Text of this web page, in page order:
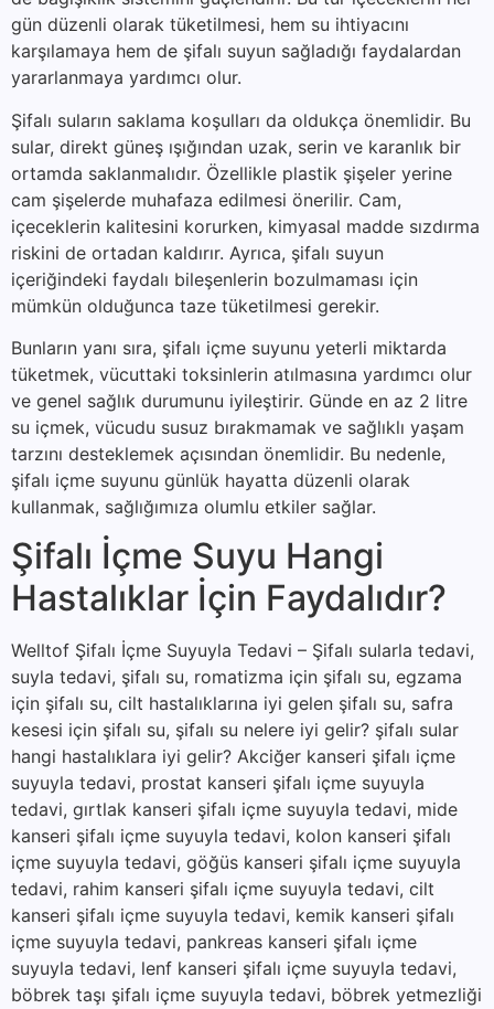
gün düzenli olarak tüketilmesi, hem su ihtiyacını
karşılamaya hem de şifalı suyun sağladığı faydalardan
yararlanmaya yardımcı olur.
Şifalı suların saklama koşulları da oldukça önemlidir. Bu
sular, direkt güneş ışığından uzak, serin ve karanlık bir
ortamda saklanmalıdır. Özellikle plastik şişeler yerine
cam şişelerde muhafaza edilmesi önerilir. Cam,
içeceklerin kalitesini korurken, kimyasal madde sızdırma
riskini de ortadan kaldırır. Ayrıca, şifalı suyun
içeriğindeki faydalı bileşenlerin bozulmaması için
mümkün olduğunca taze tüketilmesi gerekir.
Bunların yanı sıra, şifalı içme suyunu yeterli miktarda
tüketmek, vücuttaki toksinlerin atılmasına yardımcı olur
ve genel sağlık durumunu iyileştirir. Günde en az 2 litre
su içmek, vücudu susuz bırakmamak ve sağlıklı yaşam
tarzını desteklemek açısından önemlidir. Bu nedenle,
şifalı içme suyunu günlük hayatta düzenli olarak
kullanmak, sağlığımıza olumlu etkiler sağlar.
Şifalı İçme Suyu Hangi
Hastalıklar İçin Faydalıdır?
Welltof Şifalı İçme Suyuyla Tedavi – Şifalı sularla tedavi,
suyla tedavi, şifalı su, romatizma için şifalı su, egzama
için şifalı su, cilt hastalıklarına iyi gelen şifalı su, safra
kesesi için şifalı su, şifalı su nelere iyi gelir? şifalı sular
hangi hastalıklara iyi gelir? Akciğer kanseri şifalı içme
suyuyla tedavi, prostat kanseri şifalı içme suyuyla
tedavi, gırtlak kanseri şifalı içme suyuyla tedavi, mide
kanseri şifalı içme suyuyla tedavi, kolon kanseri şifalı
içme suyuyla tedavi, göğüs kanseri şifalı içme suyuyla
tedavi, rahim kanseri şifalı içme suyuyla tedavi, cilt
kanseri şifalı içme suyuyla tedavi, kemik kanseri şifalı
içme suyuyla tedavi, pankreas kanseri şifalı içme
suyuyla tedavi, lenf kanseri şifalı içme suyuyla tedavi,
böbrek taşı şifalı içme suyuyla tedavi, böbrek yetmezliği